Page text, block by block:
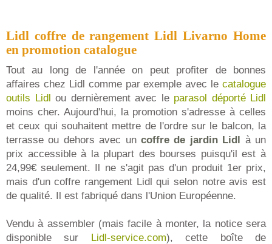
Lidl coffre de rangement Lidl Livarno Home
en promotion catalogue
Tout au long de l'année on peut profiter de bonnes
affaires chez Lidl comme par exemple avec le catalogue
outils Lidl ou dernièrement avec le parasol déporté Lidl
moins cher. Aujourd'hui, la promotion s'adresse à celles
et ceux qui souhaitent mettre de l'ordre sur le balcon, la
terrasse ou dehors avec un coffre de jardin Lidl à un
prix accessible à la plupart des bourses puisqu'il est à
24,99€ seulement. Il ne s'agit pas d'un produit 1er prix,
mais d'un coffre rangement Lidl qui selon notre avis est
de qualité. Il est fabriqué dans l'Union Européenne.
Vendu à assembler (mais facile à monter, la notice sera
disponible sur Lidl-service.com), cette boîte de